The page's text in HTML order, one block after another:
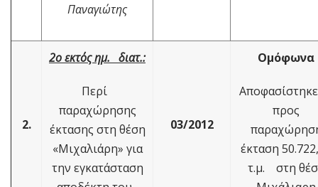
Παναγιώτης
2.
2ο εκτός ημ. διατ.:
Περί
παραχώρησης
έκτασης στη θέση
«Μιχαλιάρη» για
την εγκατάσταση
03/2012
Ομόφωνα
προς
έκταση
τ.μ. στη